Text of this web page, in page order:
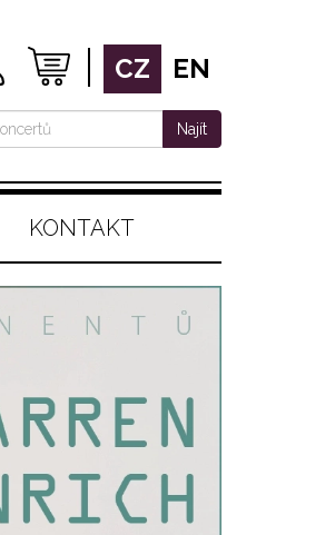
CZ EN
Najít
KONTAKT